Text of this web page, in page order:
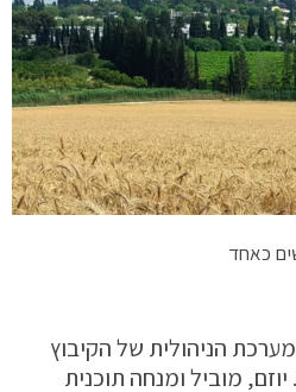
כאחד
הניהולית של הקיבוץ
מוביל ומנחה תוכנית